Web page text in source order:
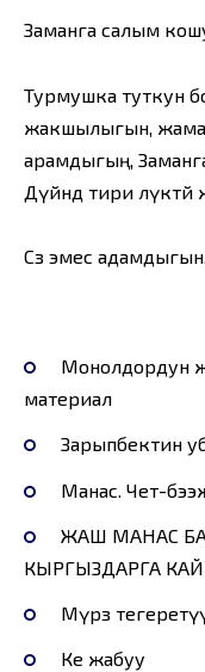
Заманга салым
Турмушка туткун
жакшылыгын,
арамдыгың,
Дүйнөдө тири
Сөз эмес
Монолдордун
материал
Зарыпбектин
Манас. Чет-
ЖАШ МАНАС
КЫРГЫЗДАРГА
Мүрзө
Кеө жабуу